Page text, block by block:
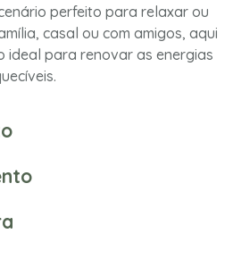
perfeito para relaxar ou
casal ou com amigos, aqui
ideal para renovar as energias